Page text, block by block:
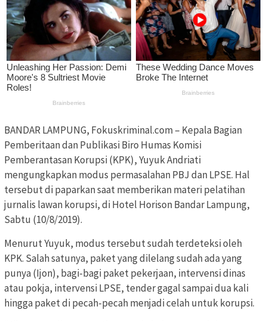
BANDAR LAMPUNG, Fokuskriminal.com – Kepala Bagian
Pemberitaan dan Publikasi Biro Humas Komisi
Pemberantasan Korupsi (KPK), Yuyuk Andriati
mengungkapkan modus permasalahan PBJ dan LPSE. Hal
tersebut di paparkan saat memberikan materi pelatihan
jurnalis lawan korupsi, di Hotel Horison Bandar Lampung,
Sabtu (10/8/2019).
Menurut Yuyuk, modus tersebut sudah terdeteksi oleh
KPK. Salah satunya, paket yang dilelang sudah ada yang
punya (Ijon), bagi-bagi paket pekerjaan, intervensi dinas
atau pokja, intervensi LPSE, tender gagal sampai dua kali
hingga paket di pecah-pecah menjadi celah untuk korupsi.